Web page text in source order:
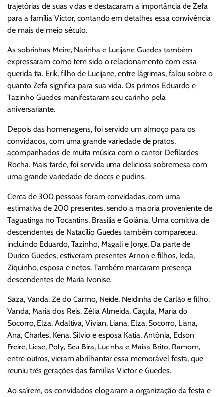
trajetórias de suas vidas e destacaram a importância de Zefa
para a família Victor, contando em detalhes essa convivência
de mais de meio século.
As sobrinhas Meire, Narinha e Lucijane Guedes também
expressaram como tem sido o relacionamento com essa
querida tia. Erik, filho de Lucijane, entre lágrimas, falou sobre o
quanto Zefa significa para sua vida. Os primos Eduardo e
Tazinho Guedes manifestaram seu carinho pela
aniversariante.
Depois das homenagens, foi servido um almoço para os
convidados, com uma grande variedade de pratos,
acompanhados de muita música com o cantor Defilardes
Rocha. Mais tarde, foi servida uma deliciosa sobremesa com
uma grande variedade de doces e pudins.
Cerca de 300 pessoas foram convidadas, com uma
estimativa de 200 presentes, sendo a maioria proveniente de
Taguatinga no Tocantins, Brasília e Goiânia. Uma comitiva de
descendentes de Natacílio Guedes também compareceu,
incluindo Eduardo, Tazinho, Magali e Jorge. Da parte de
Durico Guedes, estiveram presentes Arnon e filhos, Ieda,
Ziquinho, esposa e netos. Também marcaram presença
descendentes de Maria Ivonise.
Saza, Vanda, Zé do Carmo, Neide, Neidinha de Carlão e filho,
Vanda, Maria dos Reis, Zélia Almeida, Caçula, Maria do
Socorro, Elza, Adaltiva, Vivian, Liana, Elza, Socorro, Liana,
Ana, Charles, Kena, Silvio e esposa Katia, Antônia, Edson
Freire, Liese, Poly, Seu Bira, Lucinha e Maisa Brito, Ramom,
entre outros, vieram abrilhantar essa memorável festa, que
reuniu três gerações das famílias Victor e Guedes.
Ao saírem, os convidados elogiaram a organização da festa e